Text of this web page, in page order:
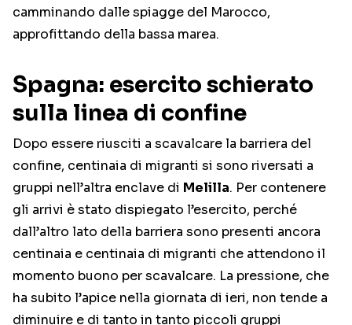
camminando dalle spiagge del Marocco,
approfittando della bassa marea.
Spagna: esercito schierato
sulla linea di confine
Dopo essere riusciti a scavalcare la barriera del
confine, centinaia di migranti si sono riversati a
gruppi nell’altra enclave di Melilla. Per contenere
gli arrivi è stato dispiegato l’esercito, perché
dall’altro lato della barriera sono presenti ancora
centinaia e centinaia di migranti che attendono il
momento buono per scavalcare. La pressione, che
ha subito l’apice nella giornata di ieri, non tende a
diminuire e di tanto in tanto piccoli gruppi